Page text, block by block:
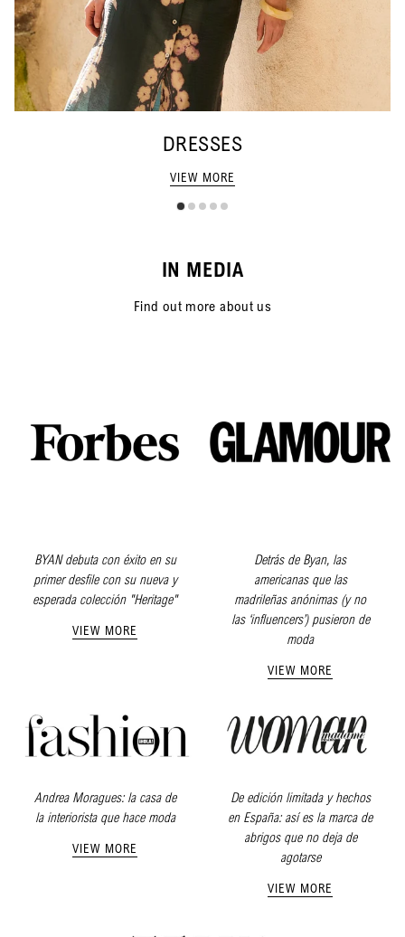
DRESSES
VIEW MORE
IN MEDIA
Find out more about us
BYAN debuta con éxito en su
primer desfile con su nueva y
esperada colección "Heritage"
VIEW MORE
Detrás de Byan, las
americanas que las
madrileñas anónimas (y no
las ‘influencers’) pusieron de
moda
VIEW MORE
Andrea Moragues: la casa de
la interiorista que hace moda
VIEW MORE
De edición limitada y hechos
en España: así es la marca de
abrigos que no deja de
agotarse
VIEW MORE